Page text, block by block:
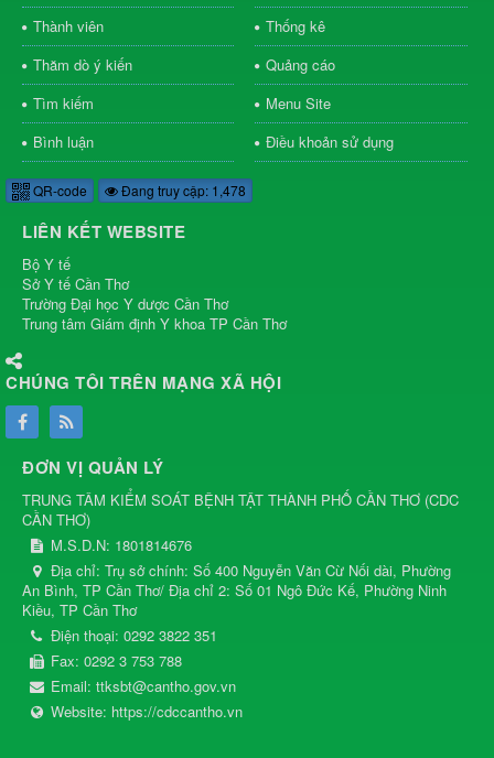
Thành viên
Thống kê
Thăm dò ý kiến
Quảng cáo
Tìm kiếm
Menu Site
Bình luận
Điều khoản sử dụng
QR-code Đang truy cập: 1,478
LIÊN KẾT WEBSITE
Bộ Y tế
Sở Y tế Cần Thơ
Trường Đại học Y dược Cần Thơ
Trung tâm Giám định Y khoa TP Cần Thơ
CHÚNG TÔI TRÊN MẠNG XÃ HỘI
ĐƠN VỊ QUẢN LÝ
TRUNG TÂM KIỂM SOÁT BỆNH TẬT THÀNH PHỐ CẦN THƠ (CDC
CẦN THƠ)
M.S.D.N: 1801814676
Địa chỉ: Trụ sở chính: Số 400 Nguyễn Văn Cừ Nối dài, Phường
An Bình, TP Cần Thơ/ Địa chỉ 2: Số 01 Ngô Đức Kế, Phường Ninh
Kiều, TP Cần Thơ
Điện thoại: 0292 3822 351
Fax: 0292 3 753 788
Email: ttksbt@cantho.gov.vn
Website: https://cdccantho.vn